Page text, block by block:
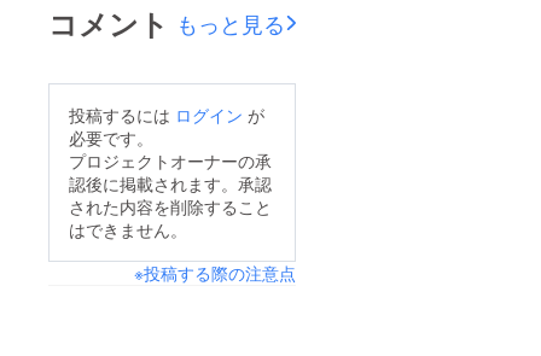
コメント もっと見る
投稿するには ログイン が
必要です。
プロジェクトオーナーの承
認後に掲載されます。承認
された内容を削除すること
はできません。
※投稿する際の注意点